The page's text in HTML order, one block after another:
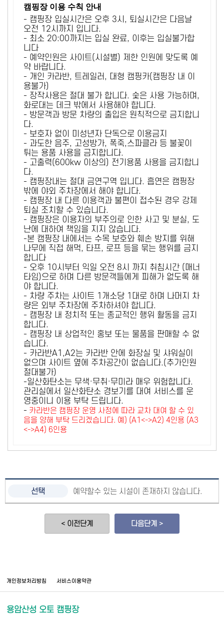
캠핑장 이용 수칙 안내
- 캠핑장 입실시간은 오후 3시, 퇴실시간은 다음날
오전 12시까지 입니다.
- 최소 20:00까지는 입실 완료, 이후는 입실불가합
니다
- 예약인원은 사이트(시설별) 제한 인원에 맞도록 예
약 바랍니다.
- 개인 카라반, 트레일러, 대형 캠핑카(캠핑장 내 이
용불가)
- 장작사용은 절대 불가 합니다. 숯은 사용 가능하며,
화로대는 데크 밖에서 사용해야 합니다.
- 방문객과 방문 차량의 출입은 원칙적으로 금지합니
다.
- 보호자 없이 미성년자 단독으로 이용금지
- 과도한 음주, 고성방가, 폭죽,스파클라 등 불꽃이
튀는 용품 사용을 금지합니다.
- 고출력(600kw 이상의) 전기용품 사용을 금지합니
다.
- 캠핑장내는 절대 금연구역 입니다. 흡연은 캠핑장
밖에 야외 주차장에서 해야 합니다.
- 캠핑장 내 다른 이용객과 불편이 접수된 경우 강제
퇴실 조치할 수 있습니다.
- 캠핑장은 이용자의 부주의로 인한 사고 및 분실, 도
난에 대하여 책임을 지지 않습니다.
-본 캠핑장 내에서는 수목 보호와 훼손 방지를 위해
나무에 직접 해먹, 타프, 로프 등을 묶는 행위를 금지
합니다
- 오후 10시부터 익일 오전 8시 까지 취침시간 (매너
타임)으로 하며 다른 방문객들에게 피해가 없도록 해
야 합니다.
- 차량 주차는 사이트 1개소당 1대로 하며 나머지 차
량은 외부 주차장에 주차하셔야 합니다.
- 캠핑장 내 정치적 또는 종교적인 행위 활동을 금지
합니다.
- 캠핑장 내 상업적인 홍보 또는 물품을 판매할 수 없
습니다.
- 카라반A1,A2는 카라반 안에 화장실 및 샤워실이
없으며 사이트 옆에 주차공간이 없습니다.(추가인원
절대불가)
-일산화탄소는 무색·무취·무미라 매우 위험합니다.
관리실에서 일산화탄소 경보기를 대여 서비스를 운
영중이니 이용 부탁 드립니다.
- 카라반은 캠핑장 운영 사정에 따라 교차 대여 할 수 있
음을 양해 부탁 드리겠습니다. 예) (A1<->A2) 4인용 (A3
<->A4) 6인용
예약할수 있는 시설이 존재하지 않습니다.
< 이전단계 다음단계 >
개인정보처리방침 서비스이용약관
용암산성 오토 캠핑장